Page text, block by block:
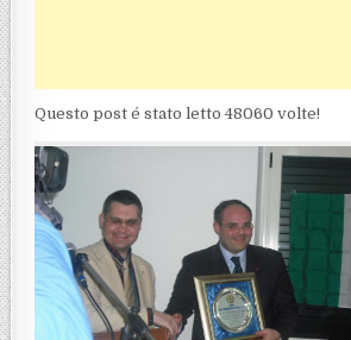
Questo post é stato letto 48060 volte!